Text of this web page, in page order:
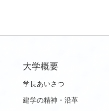
大学概要
学長あいさつ
建学の精神・沿革